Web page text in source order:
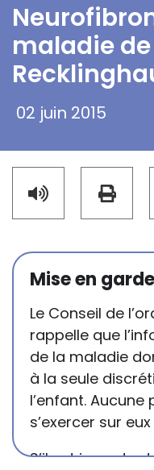
maladie
02 juin 2015
Mise en garde
Le Conseil de
rappelle que
de la maladie
à la seule
l’enfant.
s’exercer sur
S’il est